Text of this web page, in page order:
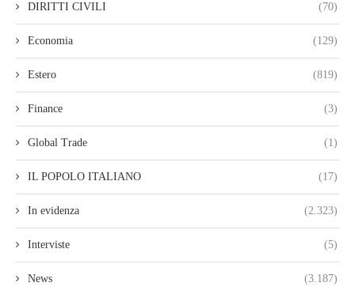
DIRITTI CIVILI (70)
Economia (129)
Estero (819)
Finance (3)
Global Trade (1)
IL POPOLO ITALIANO (17)
In evidenza (2.323)
Interviste (5)
News (3.187)